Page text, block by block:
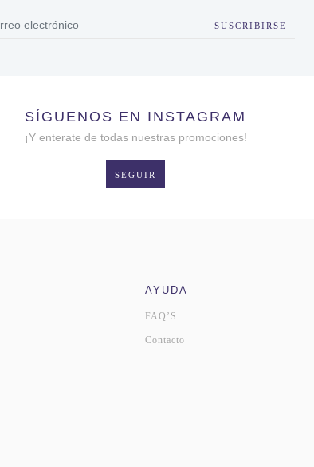
SUSCRIBIRSE
SÍGUENOS EN INSTAGRAM
¡Y enterate de todas nuestras promociones!
SEGUIR
AYUDA
FAQ’S
Contacto